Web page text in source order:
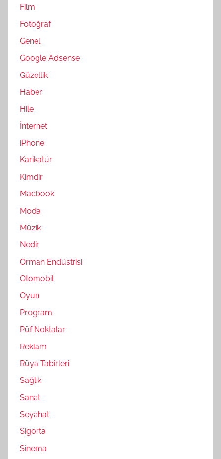
Film
Fotoğraf
Genel
Google Adsense
Güzellik
Haber
Hile
İnternet
iPhone
Karikatür
Kimdir
Macbook
Moda
Müzik
Nedir
Orman Endüstrisi
Otomobil
Oyun
Program
Püf Noktalar
Reklam
Rüya Tabirleri
Sağlık
Sanat
Seyahat
Sigorta
Sinema